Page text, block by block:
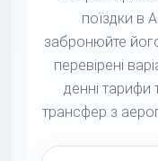
поїздки в
забронюйте
перевірені
денні тарифи
трансфер з